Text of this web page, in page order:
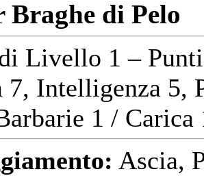
Braghe di Pelo
Livello 1 –
7, Intelligenza 5,
1 / Carica